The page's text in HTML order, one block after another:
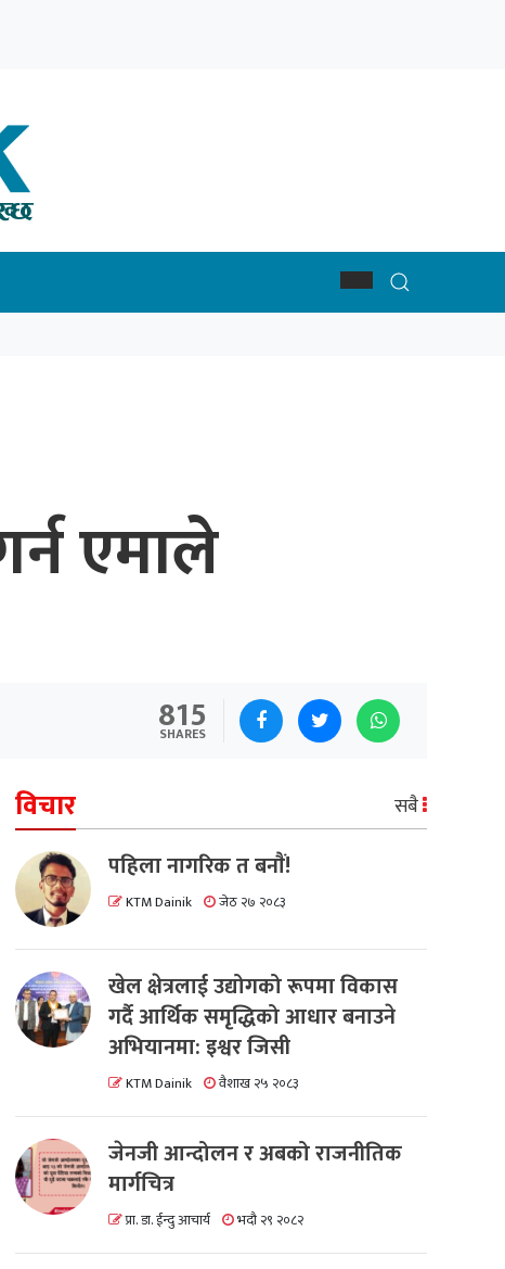
एमाले
815
SHARES
विचार सबै
पहिला नागरिक त बनाैं!
KTM Dainik जेठ २७ २०८३
खेल क्षेत्रलाई उद्योगको रूपमा विकास
गर्दै आर्थिक समृद्धिको आधार बनाउने
अभियानमा: इश्वर जिसी
KTM Dainik वैशाख २५ २०८३
जेनजी आन्दोलन र अबको राजनीतिक
मार्गचित्र
प्रा. डा. ईन्दु आचार्य भदौ २९ २०८२